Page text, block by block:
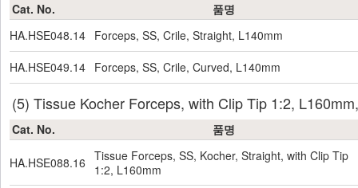
Cat. No.
품명
HA.HSE048.14
Forceps, SS, Crile, Straight, L140mm
HA.HSE049.14
Forceps, SS, Crile, Curved, L140mm
(5) Tissue Kocher Forceps, with Clip Tip 1:2,
Cat. No. 품명
HA.HSE088.16 Tissue Forceps, SS, Kocher, Straight, with Clip Tip
1:2, L160mm